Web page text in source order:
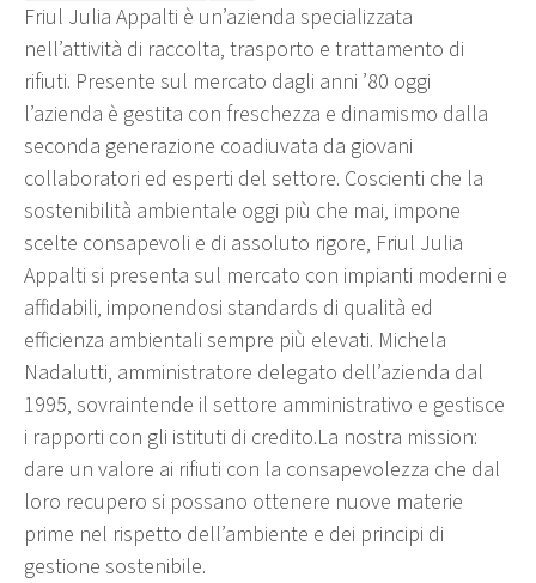
Friul Julia Appalti è un’azienda specializzata
nell’attività di raccolta, trasporto e trattamento di
rifiuti. Presente sul mercato dagli anni ’80 oggi
l’azienda è gestita con freschezza e dinamismo dalla
seconda generazione coadiuvata da giovani
collaboratori ed esperti del settore. Coscienti che la
sostenibilità ambientale oggi più che mai, impone
scelte consapevoli e di assoluto rigore, Friul Julia
Appalti si presenta sul mercato con impianti moderni e
affidabili, imponendosi standards di qualità ed
efficienza ambientali sempre più elevati. Michela
Nadalutti, amministratore delegato dell’azienda dal
1995, sovraintende il settore amministrativo e gestisce
i rapporti con gli istituti di credito.La nostra mission:
dare un valore ai rifiuti con la consapevolezza che dal
loro recupero si possano ottenere nuove materie
prime nel rispetto dell’ambiente e dei principi di
gestione sostenibile.